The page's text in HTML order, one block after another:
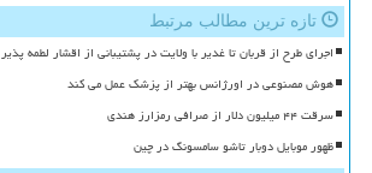
تازه ترین مطالب مرتبط
اجرای طرح از قربان تا غدیر با ولایت در پشتیبانی از اقشار لطمه پذیر
هوش مصنوعی در اورژانس بهتر از پزشک عمل می کند
سرقت ۴۴ میلیون دلار از صرافی رمزارز هندی
ظهور موبایل دوبار تاشو سامسونگ در چین